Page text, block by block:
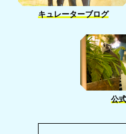
キュレーターブログ
公